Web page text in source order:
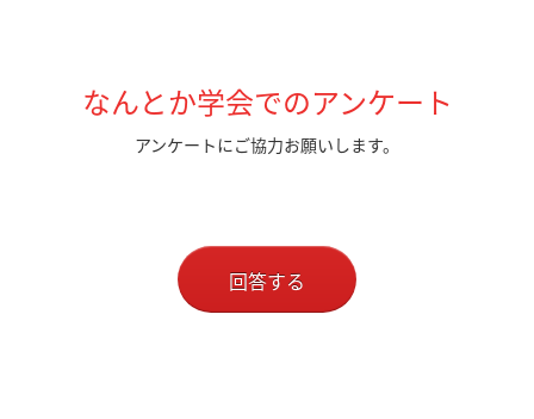
なんとか学会でのアンケート
アンケートにご協力お願いします。
回答する